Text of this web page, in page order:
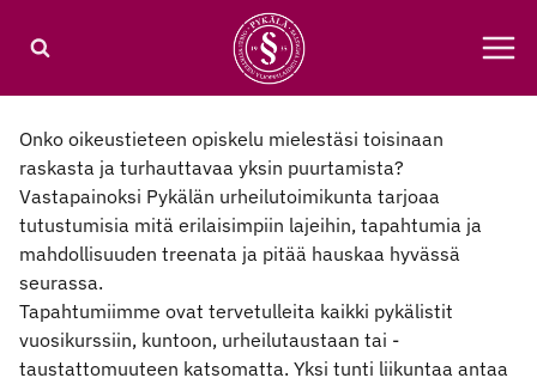
sisältöön
Onko oikeustieteen opiskelu mielestäsi toisinaan
raskasta ja turhauttavaa yksin puurtamista?
Vastapainoksi Pykälän urheilutoimikunta tarjoaa
tutustumisia mitä erilaisimpiin lajeihin, tapahtumia ja
mahdollisuuden treenata ja pitää hauskaa hyvässä
seurassa.
Tapahtumiimme ovat tervetulleita kaikki pykälistit
vuosikurssiin, kuntoon, urheilutaustaan tai -
taustattomuuteen katsomatta. Yksi tunti liikuntaa antaa